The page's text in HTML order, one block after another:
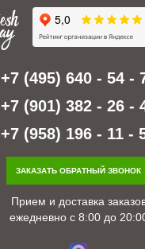
+7 (495) 640 - 54 -
+7 (901) 382 - 26 -
+7 (958) 196 - 11 -
ЗАКАЗАТЬ ОБРАТНЫЙ ЗВОНОК
Прием и доставка
ежедневно с 8:00 до